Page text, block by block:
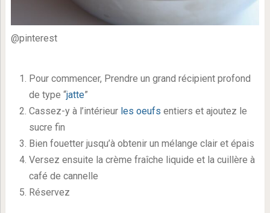
@pinterest
Pour commencer, Prendre un grand récipient profond
de type “jatte”
Cassez-y à l’intérieur les oeufs entiers et ajoutez le
sucre fin
Bien fouetter jusqu’à obtenir un mélange clair et épais
Versez ensuite la crème fraîche liquide et la cuillère à
café de cannelle
Réservez